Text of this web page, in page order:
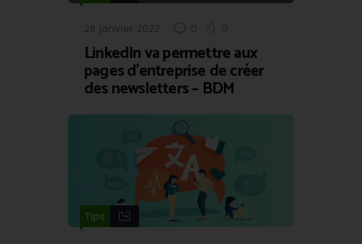
28 janvier 2022 0 0
LinkedIn va permettre aux
pages d’entreprise de créer
des newsletters – BDM
Tips